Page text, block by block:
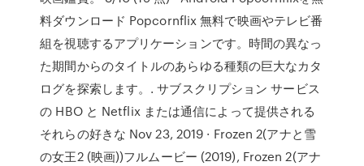
料ダウンロード Popcornflix 無料で映画やテレビ番
組を視聴するアプリケーションです。時間の異なっ
た期間からのタイトルのあらゆる種類の巨大なカタ
ログを探索します。. サブスクリプション サービス
の HBO と Netflix または通信によって提供される
それらの好きな Nov 23, 2019 · Frozen 2(アナと雪
の女王2 (映画))フルムービー (2019), Frozen 2(アナ